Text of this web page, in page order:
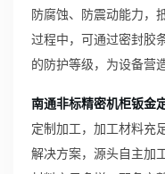
防腐蚀、防震动能力，
过程中，可通过密封胶
的防护等级，为设备营
南通非标精密机柜钣金
定制加工，加工材料充
解决方案，源头自主加